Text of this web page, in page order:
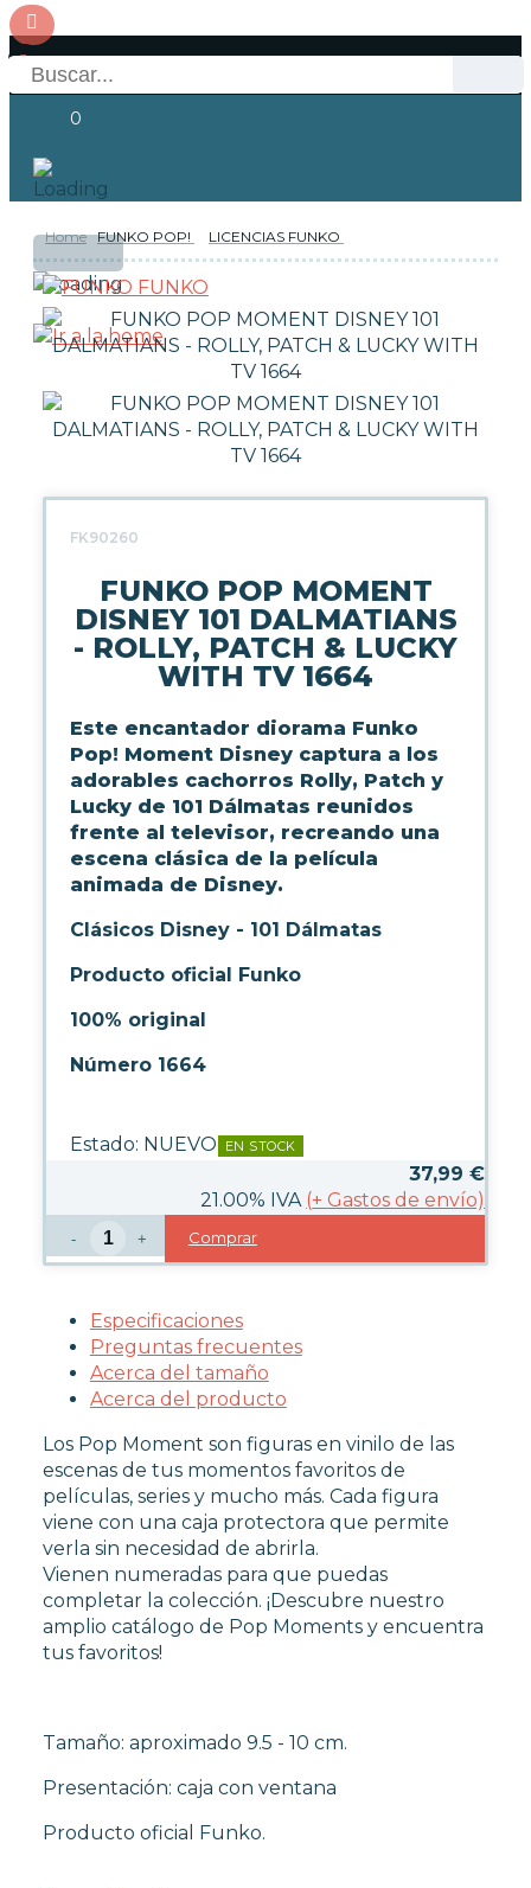
0
Acceso
OFERTAS
RESERVAS
NOVEDADES
TIPOS DE FUNKO POP!
FUNKO POP ANIMACIÓN
FUNKO POP ANIME
FUNKO POP CINE
FUNKO POP DC COMICS
FUNKO POP DEPORTES
FUNKO POP DISNEY
FUNKO POP DRAGON BALL
FUNKO POP EL SEÑOR DE LOS
ANILLOS
FUNKO POP HARRY POTTER
FUNKO POP MARVEL
FUNKO POP MÚSICA
FUNKO POP ONE PIECE
FUNKO POP SERIES
FUNKO POP STRANGER
THINGS
PROTECTORES FUNKO POP
FUNKO POP DAÑADOS
WARHAMMER
CARTAS TCG
JUEGOS
OUTLET
Home FUNKO POP! LICENCIAS FUNKO
FUNKO
FK90260
FUNKO POP MOMENT
DISNEY 101 DALMATIANS
- ROLLY, PATCH & LUCKY
WITH TV 1664
Este encantador diorama Funko
Pop! Moment Disney captura a los
adorables cachorros Rolly, Patch y
Lucky de 101 Dálmatas reunidos
frente al televisor, recreando una
escena clásica de la película
animada de Disney.
Clásicos Disney - 101 Dálmatas
Producto oficial Funko
100% original
Número 1664
Estado: NUEVO EN STOCK
37,99 €
21.00% IVA (+ Gastos de envío)
- + Comprar
Especificaciones
Preguntas frecuentes
Acerca del tamaño
Acerca del producto
Los Pop Moment son figuras en vinilo de las
escenas de tus momentos favoritos de
películas, series y mucho más. Cada figura
viene con una caja protectora que permite
verla sin necesidad de abrirla.
Vienen numeradas para que puedas
completar la colección. ¡Descubre nuestro
amplio catálogo de Pop Moments y encuentra
tus favoritos!
Tamaño: aproximado 9.5 - 10 cm.
Presentación: caja con ventana
Producto oficial Funko.